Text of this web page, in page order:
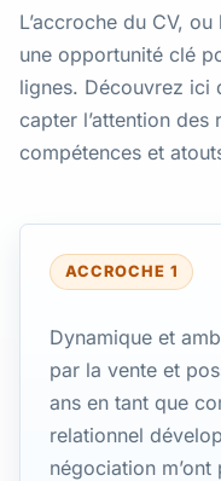
L’accroche du CV,
une opportunité clé
lignes. Découvrez ici
capter l’attention
compétences et
ACCROCHE 1
Dynamique et
par la vente et
ans en tant que
relationnel
négociation